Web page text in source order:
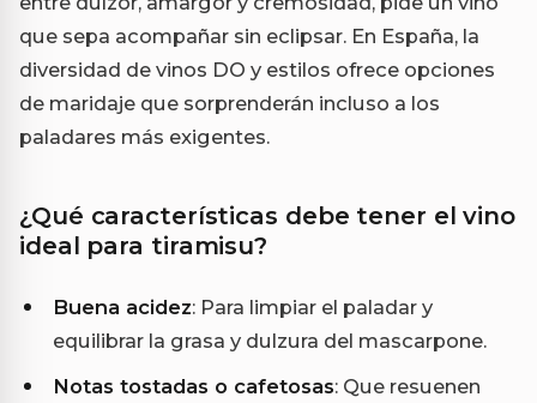
que sepa acompañar sin eclipsar. En España, la
diversidad de vinos DO y estilos ofrece opciones
de maridaje que sorprenderán incluso a los
paladares más exigentes.
¿Qué características debe tener el vino
ideal para tiramisu?
Buena acidez: Para limpiar el paladar y
equilibrar la grasa y dulzura del mascarpone.
Notas tostadas o cafetosas: Que resuenen